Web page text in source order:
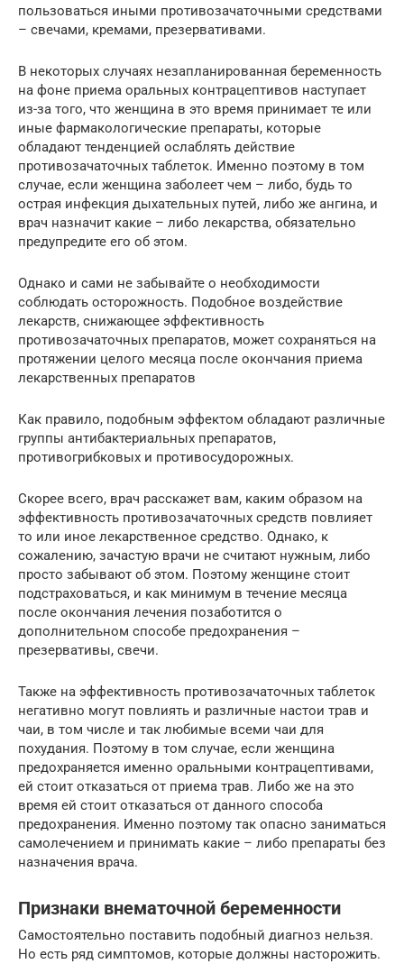
пользоваться иными противозачаточными средствами
– свечами, кремами, презервативами.
В некоторых случаях незапланированная беременность
на фоне приема оральных контрацептивов наступает
из-за того, что женщина в это время принимает те или
иные фармакологические препараты, которые
обладают тенденцией ослаблять действие
противозачаточных таблеток. Именно поэтому в том
случае, если женщина заболеет чем – либо, будь то
острая инфекция дыхательных путей, либо же ангина, и
врач назначит какие – либо лекарства, обязательно
предупредите его об этом.
Однако и сами не забывайте о необходимости
соблюдать осторожность. Подобное воздействие
лекарств, снижающее эффективность
противозачаточных препаратов, может сохраняться на
протяжении целого месяца после окончания приема
лекарственных препаратов
Как правило, подобным эффектом обладают различные
группы антибактериальных препаратов,
противогрибковых и противосудорожных.
Скорее всего, врач расскажет вам, каким образом на
эффективность противозачаточных средств повлияет
то или иное лекарственное средство. Однако, к
сожалению, зачастую врачи не считают нужным, либо
просто забывают об этом. Поэтому женщине стоит
подстраховаться, и как минимум в течение месяца
после окончания лечения позаботится о
дополнительном способе предохранения –
презервативы, свечи.
Также на эффективность противозачаточных таблеток
негативно могут повлиять и различные настои трав и
чаи, в том числе и так любимые всеми чаи для
похудания. Поэтому в том случае, если женщина
предохраняется именно оральными контрацептивами,
ей стоит отказаться от приема трав. Либо же на это
время ей стоит отказаться от данного способа
предохранения. Именно поэтому так опасно заниматься
самолечением и принимать какие – либо препараты без
назначения врача.
Признаки внематочной беременности
Самостоятельно поставить подобный диагноз нельзя.
Но есть ряд симптомов, которые должны насторожить.